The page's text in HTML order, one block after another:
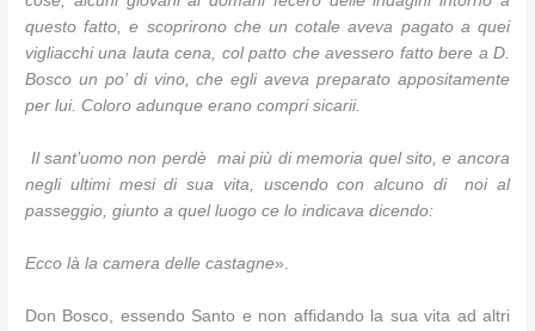
questo fatto, e scoprirono che un cotale aveva pagato a quei
vigliacchi una lauta cena, col patto che avessero fatto bere a D.
Bosco un po’ di vino, che egli aveva preparato appositamente
per lui. Coloro adunque erano compri sicarii.
Il sant’uomo non perdè mai più di memoria quel sito, e ancora
negli ultimi mesi di sua vita, uscendo con alcuno di noi al
passeggio, giunto a quel luogo ce lo indicava dicendo:
Ecco là la camera delle castagne».
Don Bosco, essendo Santo e non affidando la sua vita ad altri